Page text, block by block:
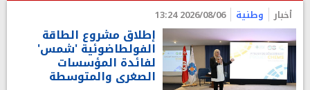
أخبار وطنية 2026/08/06 13:24
إطلاق مشروع الطاقة
الفولطاضوئية 'شمس'
لفائدة المؤسسات
الصغرى والمتوسطة